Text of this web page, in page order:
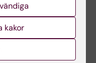
på KI
kakor